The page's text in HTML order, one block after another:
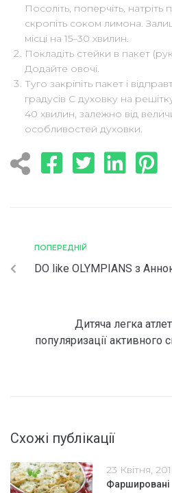
Посоліть, поперчіть,
скропіть соком лимона.
місці на 15–30 хвилин.
Покладіть стейки в пакет
Додайте овочі.
Туго закріпіть пакет і
градусів С духовку на
40 хвилин, залежно від
особливостей духовки.
ПОПЕРЕДНІЙ
DO like OLYMPIANS з
Дитяча легка
популяризації активного
Схожі публікації
23 Квітня,
Фаршировані